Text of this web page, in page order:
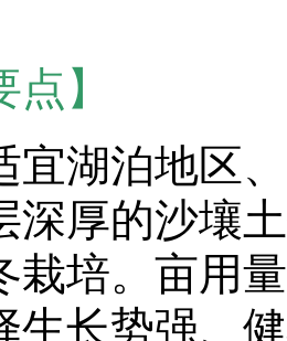
点】
宜湖泊地区
深厚的沙壤
栽培。亩用
生长势强、